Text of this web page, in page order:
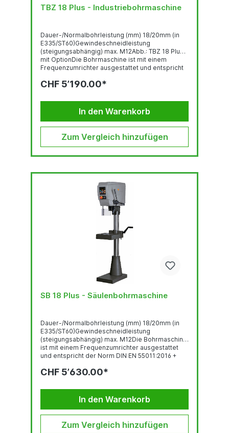
TBZ 18 Plus - Industriebohrmaschine
Dauer-/Normalbohrleistung (mm) 18/20mm (in
E335/ST60)Gewindeschneidleistung
(steigungsabhängig) max. M12Abb.: TBZ 18 Plus
mit OptionDie Bohrmaschine ist mit einem
Frequenzumrichter ausgestattet und entspricht
A1:2017.GewindeschneideinrichtungBedienpanel
hochwertige Bohrkopf-Haube mit ergonomisch
geneigter FrontLED-
BeleuchtungKopfhöhenverstellung...
CHF 5’190.00*
In den Warenkorb
Zum Vergleich hinzufügen
SB 18 Plus - Säulenbohrmaschine
Dauer-/Normalbohrleistung (mm) 18/20mm (in
E335/ST60)Gewindeschneidleistung
(steigungsabhängig) max. M12Die Bohrmaschine
ist mit einem Frequenzumrichter ausgestattet
und entspricht der Norm DIN EN 55011:2016 +
mit OLED-DisplayRobuste, qualitativ
geneigter FrontLED-BeleuchtungSchnell
verstellbarer und ergonomischer...
CHF 5’630.00*
In den Warenkorb
Zum Vergleich hinzufügen